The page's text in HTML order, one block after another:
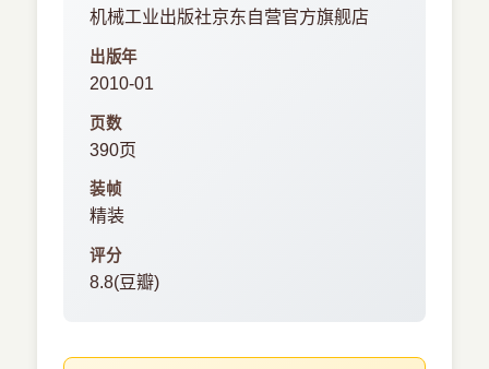
机械工业出版社京东自营官方旗舰店
出版年
2010-01
页数
390页
装帧
精装
评分
8.8(豆瓣)